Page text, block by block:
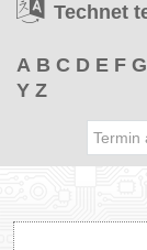
Technet
A B C D E F G
Y Z